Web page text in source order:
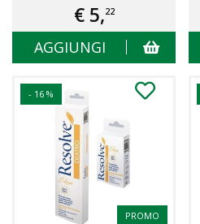
€ 5,22
AGGIUNGI
- 16 %
PROMO